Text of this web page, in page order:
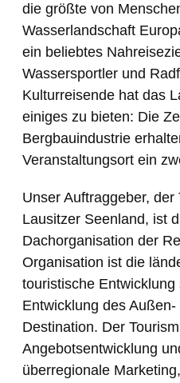
die größte von
Wasserlandschaft
ein beliebtes
Wassersportler und
Kulturreisende hat das
einiges zu bieten: Die
Bergbauindustrie
Veranstaltungsort ein
Unser Auftraggeber, der
Lausitzer Seenland, ist
Dachorganisation der
Organisation ist die
touristische
Entwicklung des
Destination. Der
Angebotsentwicklung
überregionale